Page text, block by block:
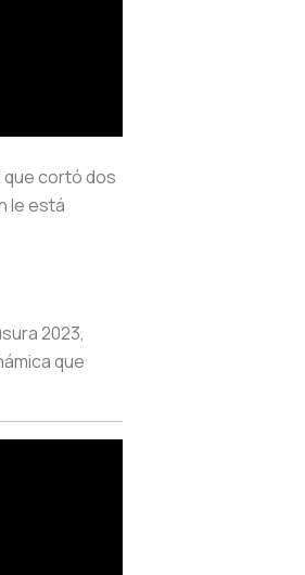
que cortó dos
le está
2023,
que